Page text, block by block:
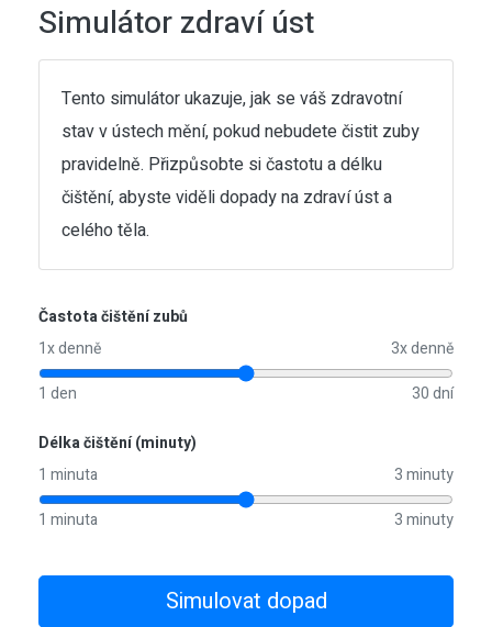
Simulátor zdraví úst
Tento simulátor ukazuje, jak se váš zdravotní
stav v ústech mění, pokud nebudete čistit zuby
pravidelně. Přizpůsobte si častotu a délku
čištění, abyste viděli dopady na zdraví úst a
celého těla.
Častota čištění zubů
1x denně
3x denně
1 den
30 dní
Délka čištění (minuty)
1 minuta
3 minuty
1 minuta
3 minuty
Simulovat dopad